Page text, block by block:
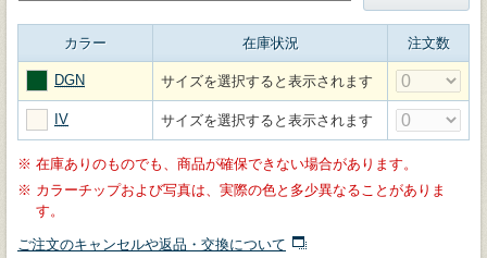
カラー 在庫状況 注文数
DGN サイズを選択すると表示されます
IV サイズを選択すると表示されます
※ 在庫ありのものでも、商品が確保できない場合があります。
※ カラーチップおよび写真は、実際の色と多少異なることがありま
す。
ご注文のキャンセルや返品・交換について